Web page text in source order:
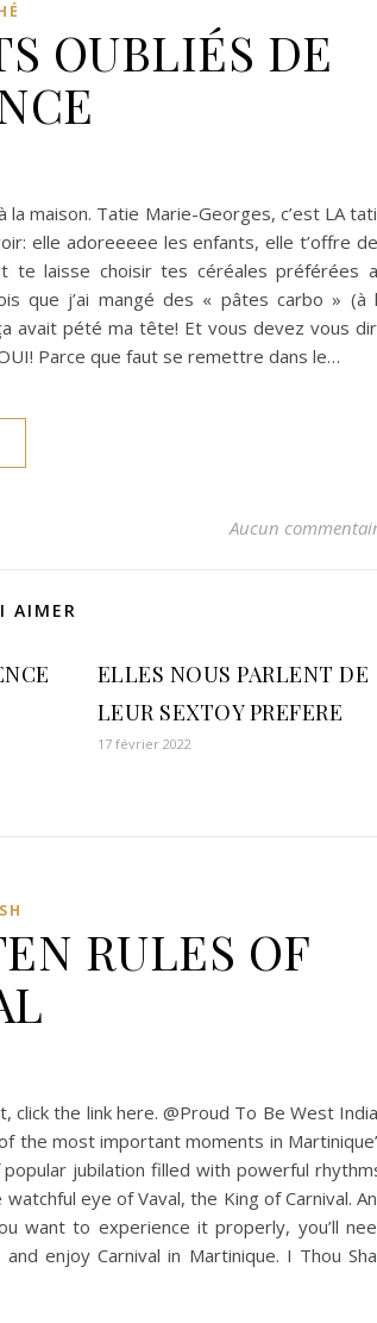
OUBLIÉS DE
maison. Tatie Marie-Georges, c’est LA
elle adoreeeee les enfants, elle t’offre
te laisse choisir tes céréales préférées
que j’ai mangé des « pâtes carbo » (à
avait pété ma tête! Et vous devez vous
Parce que faut se remettre dans le…
Aucun
AIMER
ELLES NOUS PARLENT DE
LEUR SEXTOY PREFERE
17 février 2022
RULES OF
the link here. @Proud To Be West
the most important moments in
jubilation filled with powerful
eye of Vaval, the King of Carnival.
want to experience it properly, you’ll
enjoy Carnival in Martinique. I Thou